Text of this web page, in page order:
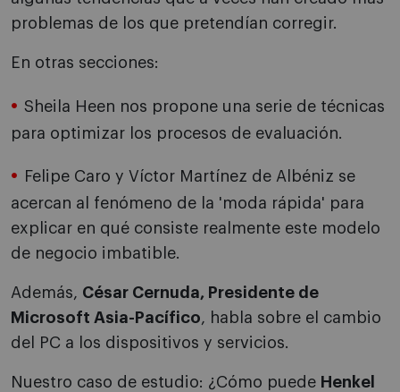
problemas de los que pretendían corregir.
En otras secciones:
Sheila Heen nos propone una serie de técnicas
para optimizar los procesos de evaluación.
Felipe Caro y Víctor Martínez de Albéniz se
acercan al fenómeno de la 'moda rápida' para
explicar en qué consiste realmente este modelo
de negocio imbatible.
Además, César Cernuda, Presidente de
Microsoft Asia-Pacífico, habla sobre el cambio
del PC a los dispositivos y servicios.
Nuestro caso de estudio: ¿Cómo puede Henkel